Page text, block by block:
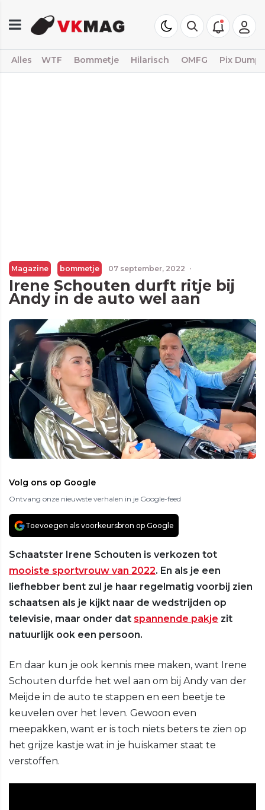
Alles WTF Bommetje Hilarisch OMFG Pix Dump
Magazine bommetje 07 september, 2022 ·
Irene Schouten durft ritje bij
Andy in de auto wel aan
Volg ons op Google
Ontvang onze nieuwste verhalen in je Google-feed
Toevoegen als voorkeursbron op Google
Schaatster Irene Schouten is verkozen tot
mooiste sportvrouw van 2022. En als je een
liefhebber bent zul je haar regelmatig voorbij zien
schaatsen als je kijkt naar de wedstrijden op
televisie, maar onder dat spannende pakje zit
natuurlijk ook een persoon.
En daar kun je ook kennis mee maken, want Irene
Schouten durfde het wel aan om bij Andy van der
Meijde in de auto te stappen en een beetje te
keuvelen over het leven. Gewoon even
meepakken, want er is toch niets beters te zien op
het grijze kastje wat in je huiskamer staat te
verstoffen.